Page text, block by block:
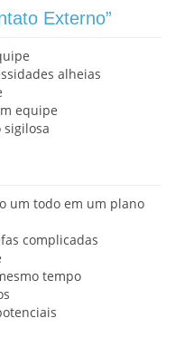
Externo”
alheias
equipe
um todo em um plano
complicadas
tempo